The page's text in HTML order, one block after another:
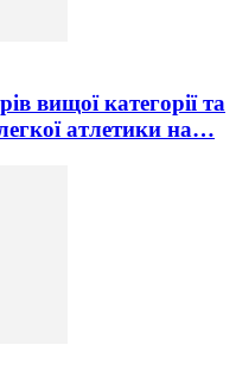
вищої категорії та
атлетики на…